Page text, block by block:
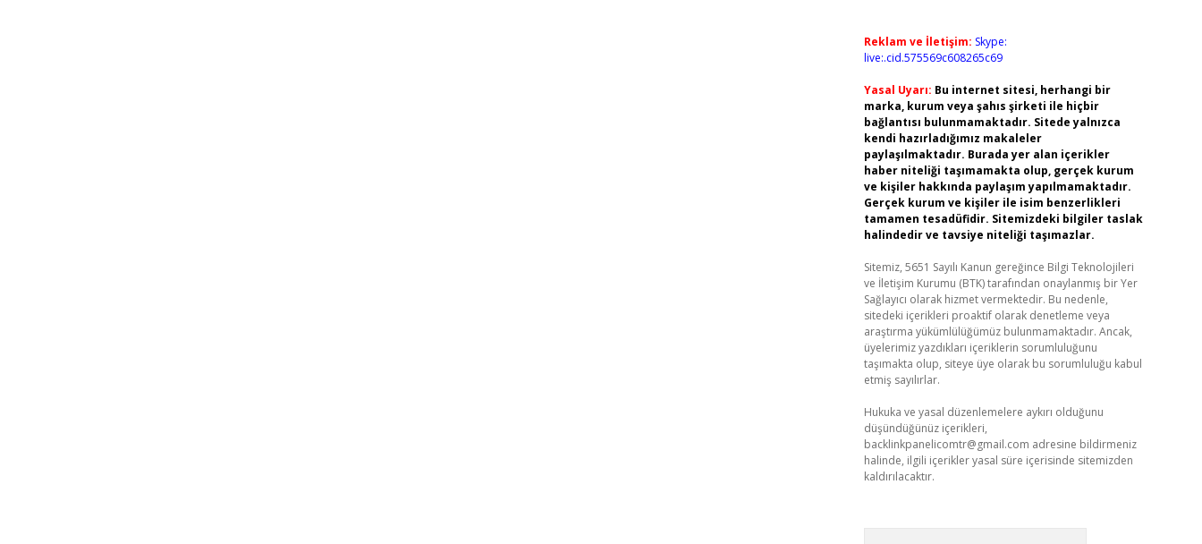
Reklam ve İletişim: Skype:
live:.cid.575569c608265c69
Yasal Uyarı: Bu internet sitesi, herhangi bir
marka, kurum veya şahıs şirketi ile hiçbir
bağlantısı bulunmamaktadır. Sitede yalnızca
kendi hazırladığımız makaleler
paylaşılmaktadır. Burada yer alan içerikler
haber niteliği taşımamakta olup, gerçek kurum
ve kişiler hakkında paylaşım yapılmamaktadır.
Gerçek kurum ve kişiler ile isim benzerlikleri
tamamen tesadüfidir. Sitemizdeki bilgiler taslak
halindedir ve tavsiye niteliği taşımazlar.
Sitemiz, 5651 Sayılı Kanun gereğince Bilgi Teknolojileri
ve İletişim Kurumu (BTK) tarafından onaylanmış bir Yer
Sağlayıcı olarak hizmet vermektedir. Bu nedenle,
sitedeki içerikleri proaktif olarak denetleme veya
araştırma yükümlülüğümüz bulunmamaktadır. Ancak,
üyelerimiz yazdıkları içeriklerin sorumluluğunu
taşımakta olup, siteye üye olarak bu sorumluluğu kabul
etmiş sayılırlar.
Hukuka ve yasal düzenlemelere aykırı olduğunu
düşündüğünüz içerikleri,
backlinkpanelicomtr@gmail.com adresine bildirmeniz
halinde, ilgili içerikler yasal süre içerisinde sitemizden
kaldırılacaktır.